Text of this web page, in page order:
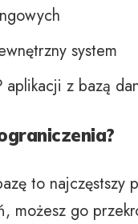
system
aplikacji z bazą
to najczęstszy
możesz go